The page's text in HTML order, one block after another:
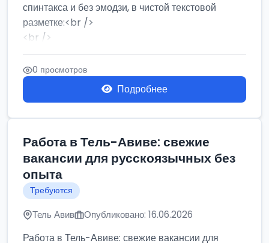
спинтакса и без эмодзи, в чистой текстовой
разметке:<br />
<br />
Работа в Нетании на мебельном производстве:
требу...
0 просмотров
Подробнее
Работа в Тель-Авиве: свежие
вакансии для русскоязычных без
опыта
Требуются
Тель Авив Опубликовано: 16.06.2026
Работа в Тель-Авиве: свежие вакансии для